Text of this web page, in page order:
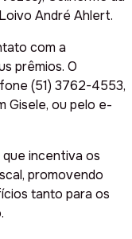
André Ahlert.
com a
prêmios. O
(51) 3762-4553,
Gisele, ou pelo e-
que incentiva os
promovendo
tanto para os